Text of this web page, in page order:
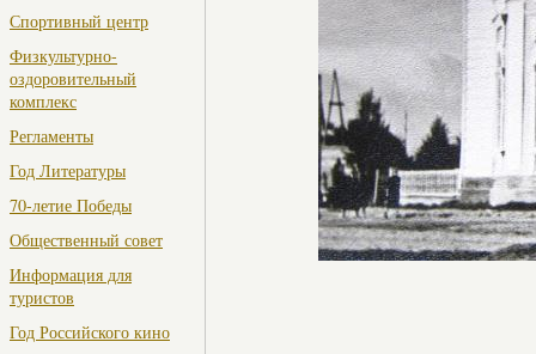
Спортивный центр
Физкультурно-
оздоровительный
комплекс
Регламенты
Год Литературы
70-летие Победы
Общественный совет
Информация для
туристов
Год Российского кино